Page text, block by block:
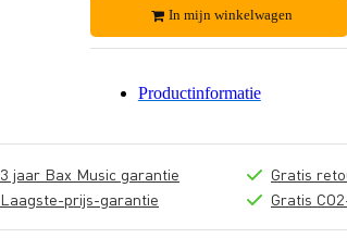
In mijn winkelwagen
Productinformatie
3 jaar Bax Music garantie
Laagste-prijs-garantie
Gratis
Gratis